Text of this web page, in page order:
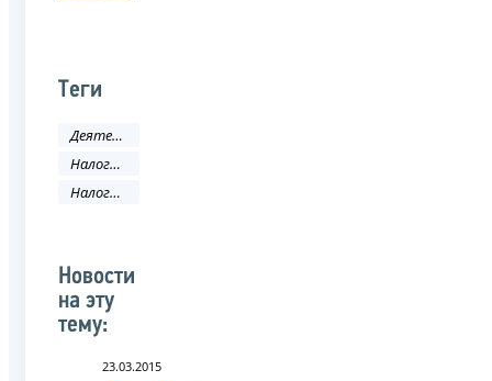
Теги
Деятельность ФНС
Налоговое законодательство
Налоговый кодекс
Новости
на эту
тему:
23.03.2015